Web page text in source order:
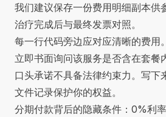
我们建议保存一份费用明细副本供
治疗完成后与最终发票对照。
每一行代码旁边应对应清晰的费用
立即书面询问该服务是否含在套餐
口头承诺不具备法律约束力。写下
文件记录保护你的权益。
分期付款背后的隐藏条件：0%利